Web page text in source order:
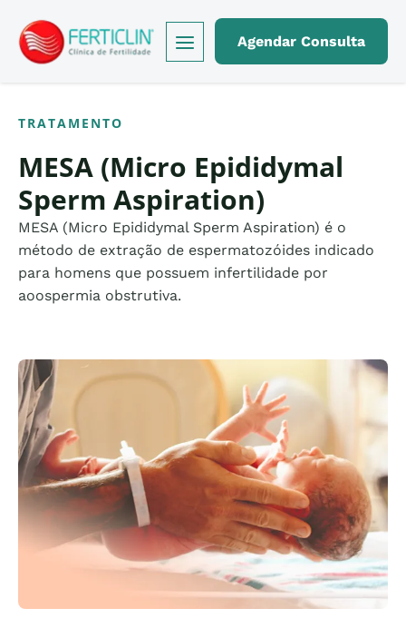
Logo Ferticlin - ir para a página inicial do site
Agendar Consulta
TRATAMENTO
MESA (Micro Epididymal
Sperm Aspiration)
MESA (Micro Epididymal Sperm Aspiration) é o
método de extração de espermatozóides indicado
para homens que possuem infertilidade por
aoospermia obstrutiva.